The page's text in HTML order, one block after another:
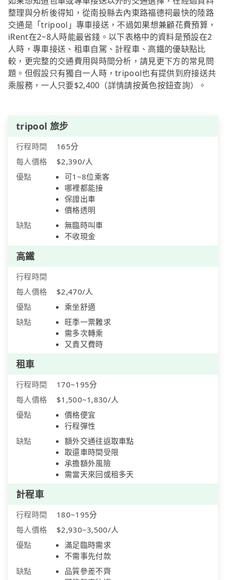
整理與分析後得知，從南投縣去內東路福德祠最快的陸路
交通是「tripool」專車接送，不過如果想兼顧花費預算，
iRent在2~8人時能最省錢。以下表格中的資料是預設在2
人時，專車接送、租車自駕、計程車、高鐵的優缺點比
較，更完整的交通費用與時間分析，請見更下方的常見問
題。但假設只有獨自一人時，tripool也有提供到府接送共
乘服務，一人只要$2,400（詳情請按黃色按鈕查詢）。
tripool 旅步
行程時間
165分
每人價格
$2,390/人
優點
可1~8位乘客
哪裡都能接
保證出車
價格透明
缺點
無臨時叫車
不收現金
高鐵
行程時間
每人價格
$2,470/人
優點
乘坐舒適
缺點
旺季一票難求
需多次轉乘
又貴又費時
租車
行程時間
170~195分
每人價格
$1,500~1,830/人
優點
價格便宜
行程彈性
缺點
額外交通往返取車點
取還車時間受限
承擔額外風險
需當天來回或租多天
計程車
行程時間
180~195分
每人價格
$2,930~3,500/人
優點
滿足臨時需求
不需事先付款
缺點
品質參差不齊